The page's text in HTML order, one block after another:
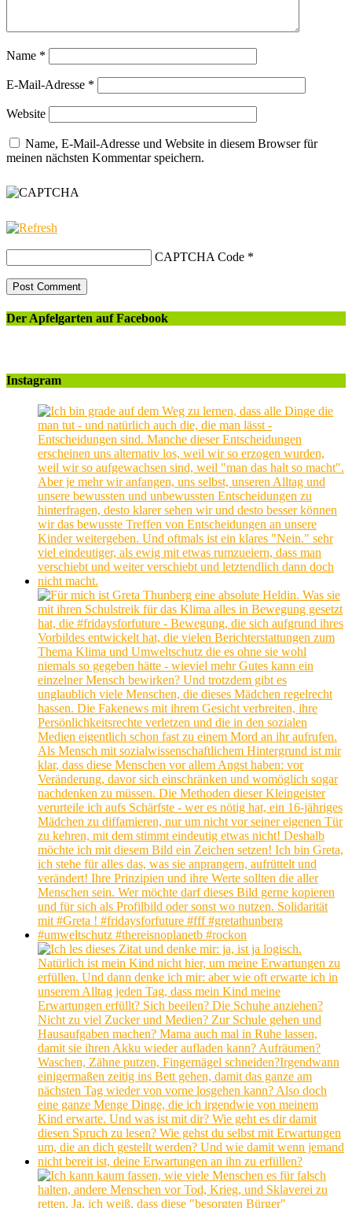
Name *
E-Mail-Adresse *
Website
Name, E-Mail-Adresse und Website in diesem Browser für
meinen nächsten Kommentar speichern.
CAPTCHA Code *
Der Apfelgarten auf Facebook
Instagram